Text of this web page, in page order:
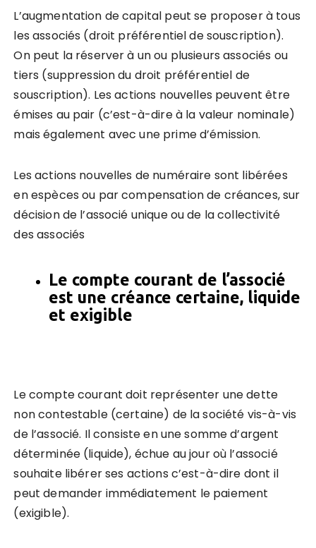
L’augmentation de capital peut se proposer à tous
les associés (droit préférentiel de souscription).
On peut la réserver à un ou plusieurs associés ou
tiers (suppression du droit préférentiel de
souscription). Les actions nouvelles peuvent être
émises au pair (c’est-à-dire à la valeur nominale)
mais également avec une prime d’émission.
Les actions nouvelles de numéraire sont libérées
en espèces ou par compensation de créances, sur
décision de l’associé unique ou de la collectivité
des associés
Le compte courant de l’associé
est une créance certaine, liquide
et exigible
Le compte courant doit représenter une dette
non contestable (certaine) de la société vis-à-vis
de l’associé. Il consiste en une somme d’argent
déterminée (liquide), échue au jour où l’associé
souhaite libérer ses actions c’est-à-dire dont il
peut demander immédiatement le paiement
(exigible).